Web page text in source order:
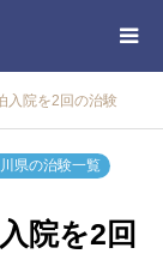
入院を2回の治験
県の治験一覧
院を2回